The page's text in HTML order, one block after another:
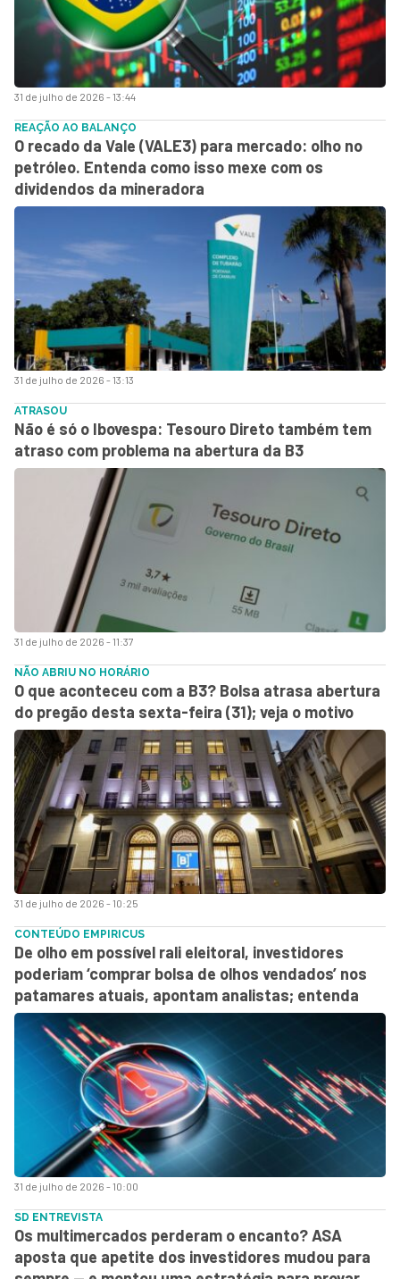
31 de julho de 2026 - 13:44
31 de julho de 2026 - 13:13
REAÇÃO AO BALANÇO
O recado da Vale (VALE3) para mercado: olho no
petróleo. Entenda como isso mexe com os
dividendos da mineradora
31 de julho de 2026 - 11:37
ATRASOU
Não é só o Ibovespa: Tesouro Direto também tem
atraso com problema na abertura da B3
31 de julho de 2026 - 10:25
NÃO ABRIU NO HORÁRIO
O que aconteceu com a B3? Bolsa atrasa abertura
do pregão desta sexta-feira (31); veja o motivo
31 de julho de 2026 - 10:00
CONTEÚDO EMPIRICUS
De olho em possível rali eleitoral, investidores
poderiam ‘comprar bolsa de olhos vendados’ nos
patamares atuais, apontam analistas; entenda
SD ENTREVISTA
Os multimercados perderam o encanto? ASA
aposta que apetite dos investidores mudou para